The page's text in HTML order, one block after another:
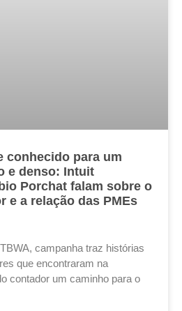
conhecido para um
e denso: Intuit
Porchat falam sobre o
e a relação das PMEs
campanha traz histórias
que encontraram na
contador um caminho para o